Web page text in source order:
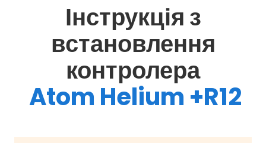
Інструкція з
встановлення
контролера
Atom Helium +R12